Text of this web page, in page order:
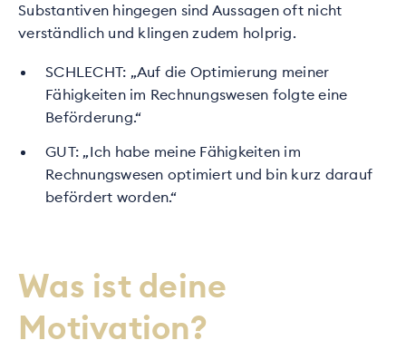
Substantiven hingegen sind Aussagen oft nicht
verständlich und klingen zudem holprig.
SCHLECHT: „Auf die Optimierung meiner
Fähigkeiten im Rechnungswesen folgte eine
Beförderung.“
GUT: „Ich habe meine Fähigkeiten im
Rechnungswesen optimiert und bin kurz darauf
befördert worden.“
Was ist deine
Motivation?